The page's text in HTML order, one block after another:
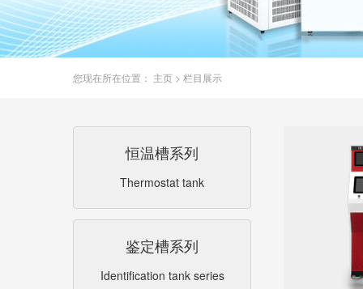
您现在所在位置： 主页 > 栏目展示
恒温槽系列
Thermostat tank
鉴定槽系列
Identification tank series